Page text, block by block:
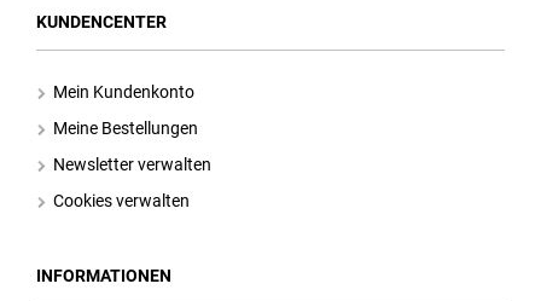
KUNDENCENTER
Mein Kundenkonto
Meine Bestellungen
Newsletter verwalten
Cookies verwalten
INFORMATIONEN